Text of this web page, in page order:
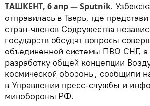
ТАШКЕНТ, 6 апр — Sputnik.
отправилась в Тверь, где
стран-членов Содружества
государств обсудят вопросы
объединенной системы ПВО СНГ, а
разработку общей концепции
космической обороны, сообщили
в Управлении пресс-службы и
минобороны РФ.